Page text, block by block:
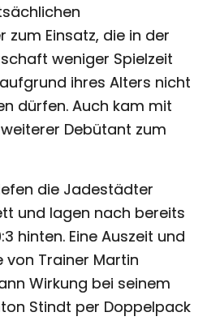
zum Einsatz, die in der
weniger Spielzeit
ihres Alters nicht
dürfen. Auch kam mit
Debütant zum
die Jadestädter
und lagen nach bereits
hinten. Eine Auszeit und
Trainer Martin
Wirkung bei seinem
Stindt per Doppelpack